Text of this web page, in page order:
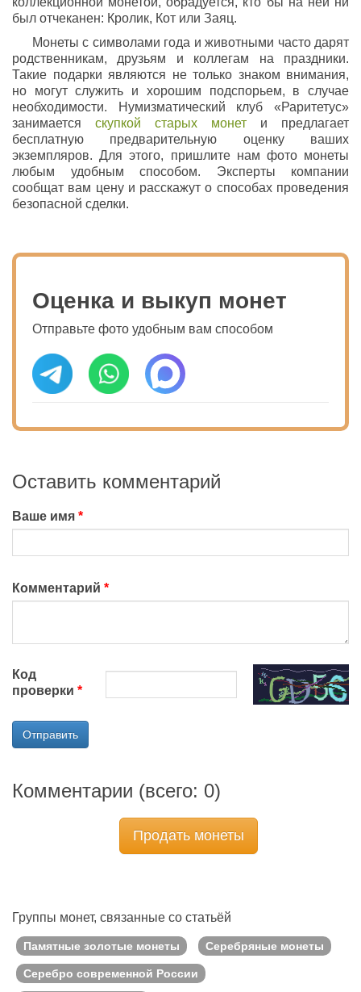
был отчеканен: Кролик, Кот или Заяц.
Монеты с символами года и животными часто дарят
родственникам, друзьям и коллегам на праздники.
Такие подарки являются не только знаком внимания,
но могут служить и хорошим подспорьем, в случае
необходимости. Нумизматический клуб «Раритетус»
занимается скупкой старых монет и предлагает
бесплатную предварительную оценку ваших
экземпляров. Для этого, пришлите нам фото монеты
любым удобным способом. Эксперты компании
сообщат вам цену и расскажут о способах проведения
безопасной сделки.
Оценка и выкуп монет
Отправьте фото удобным вам способом
Оставить комментарий
Ваше имя
Комментарий
Код
проверки
Отправить
Комментарии (всего: 0)
Продать монеты
Группы монет, связанные со статьёй
Памятные золотые монеты Серебряные монеты
Серебро современной России